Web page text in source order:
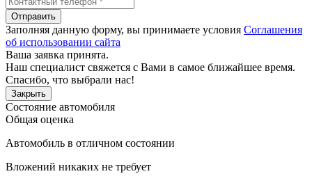
Отправить
Заполняя данную форму, вы принимаете условия Соглашения
об использовании сайта
Ваша заявка принята.
Наш специалист свяжется с Вами в самое ближайшее время.
Спасибо, что выбрали нас!
Закрыть
Состояние автомобиля
Общая оценка
Автомобиль в отличном состоянии
Вложений никаких не требует